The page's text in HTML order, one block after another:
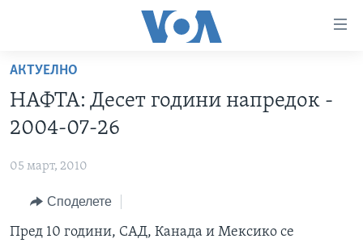
пристапност
Премини
на
главната
Премини
за
МАКЕДОНИЈА
СВЕТ
ЕКОНОМИЈА
ДОКУМЕНТАРЦИ
АРХИВИРАНА ПРОГРАМА
NEWSFLASH - АРХИВА
ЗА НАС
АКТУЕЛНО
НАФТА: Десет години напредок -
2004-07-26
05 март, 2010
Споделете
Пред 10 години, САД, Канада и Мексико се